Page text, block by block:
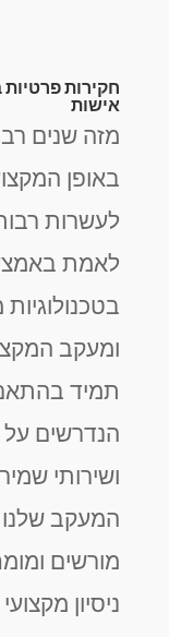
חקירות
אישות
מזה שנים
באופן
לעשרות
לאמת
ומעקב
תמיד
הנדרשים על
המעקב שלנו
מורשים
ניסיון